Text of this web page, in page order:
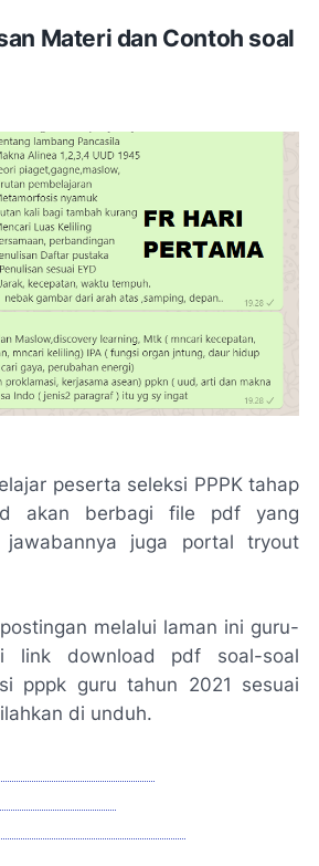
Materi dan Contoh soal
peserta seleksi PPPK tahap
akan berbagi file pdf yang
jawabannya juga portal tryout
melalui laman ini guru-
link download pdf soal-soal
pppk guru tahun 2021 sesuai
di unduh.